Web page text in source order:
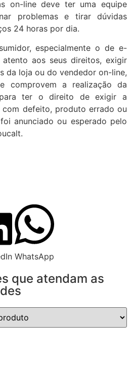
on-line deve ter uma equipe
problemas e tirar dúvidas
24 horas por dia.
especialmente o de e-
aos seus direitos, exigir
da loja ou do vendedor on-line,
comprovem a realização da
ter o direito de exigir a
defeito, produto errado ou
anunciado ou esperado pelo
WhatsApp
que atendam as